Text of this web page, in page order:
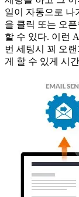
일이 자동으로 나
을 클릭 또는 오
할 수 있다. 이런
번 세팅시 꾀 오
게 할 수 있게 시